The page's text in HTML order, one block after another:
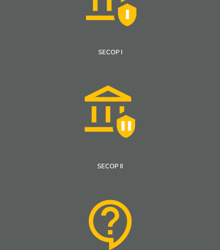
SECOP I
SECOP II